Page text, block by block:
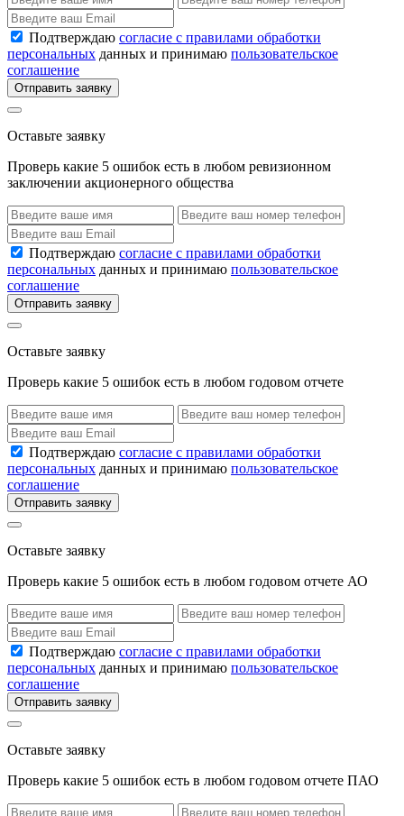
Подтверждаю согласие с правилами обработки
персональных данных и принимаю пользовательское
соглашение
Отправить заявку
Оставьте заявку
Проверь какие 5 ошибок есть в любом ревизионном
заключении акционерного общества
Подтверждаю согласие с правилами обработки
персональных данных и принимаю пользовательское
соглашение
Отправить заявку
Оставьте заявку
Проверь какие 5 ошибок есть в любом годовом отчете
Подтверждаю согласие с правилами обработки
персональных данных и принимаю пользовательское
соглашение
Отправить заявку
Оставьте заявку
Проверь какие 5 ошибок есть в любом годовом отчете АО
Подтверждаю согласие с правилами обработки
персональных данных и принимаю пользовательское
соглашение
Отправить заявку
Оставьте заявку
Проверь какие 5 ошибок есть в любом годовом отчете ПАО